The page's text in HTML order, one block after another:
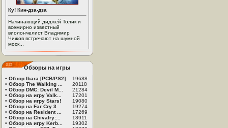
Ку! Кин-дза-дза
Начинающий диджей Толик и
всемирно известный
виолончелист Владимир
Чижов встречают на шумной
моск...
Обзоры на игры
• Обзор Ibara [PCB/PS2]
19688
• Обзор The Walking ...
20118
• Обзор DMC: Devil M...
21284
• Обзор на игру Valk...
17201
• Обзор на игру Stars!
19080
• Обзор на Far Cry 3
19274
• Обзор на Resident ...
17269
• Обзор на Chivalry:...
18911
• Обзор на игру Kerb...
19302